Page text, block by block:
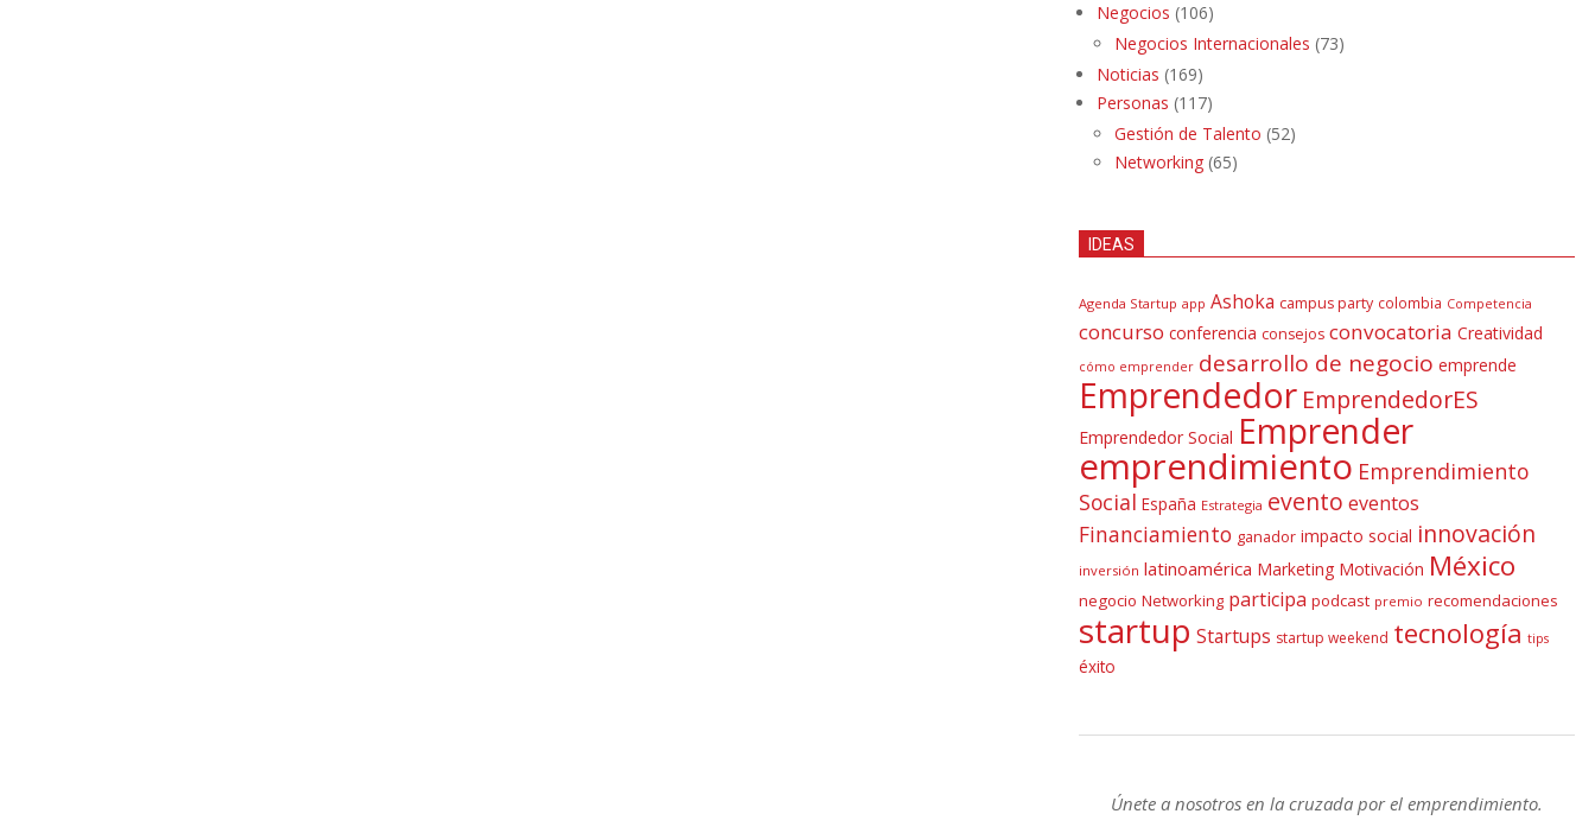
Negocios (106)
Negocios Internacionales (73)
Noticias (169)
Personas (117)
Gestión de Talento (52)
Networking (65)
IDEAS
Agenda Startup app Ashoka campus party colombia Competencia
concurso conferencia consejos convocatoria Creatividad
cómo emprender desarrollo de negocio emprende
Emprendedor EmprendedorES
Emprendedor Social Emprender
emprendimiento Emprendimiento
Social España Estrategia evento eventos
Financiamiento ganador impacto social innovación
inversión latinoamérica Marketing Motivación México
negocio Networking participa podcast premio recomendaciones
startup Startups startup weekend tecnología tips
éxito
Únete a nosotros en la cruzada por el emprendimiento.